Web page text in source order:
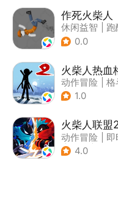
作死火柴人
休闲益智 跑
| 62游戏
0.0
火柴人热血
动作冒险 格
| 火柴人
1.0
火柴人联盟2
动作冒险
即
| 冒险
4.0